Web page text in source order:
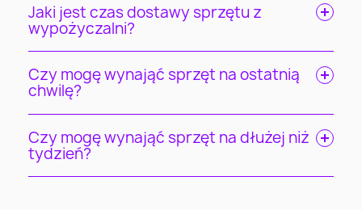
Jaki jest czas dostawy sprzętu z
wypożyczalni?
Czy mogę wynająć sprzęt na ostatnią
chwilę?
Czy mogę wynająć sprzęt na dłużej niż
tydzień?